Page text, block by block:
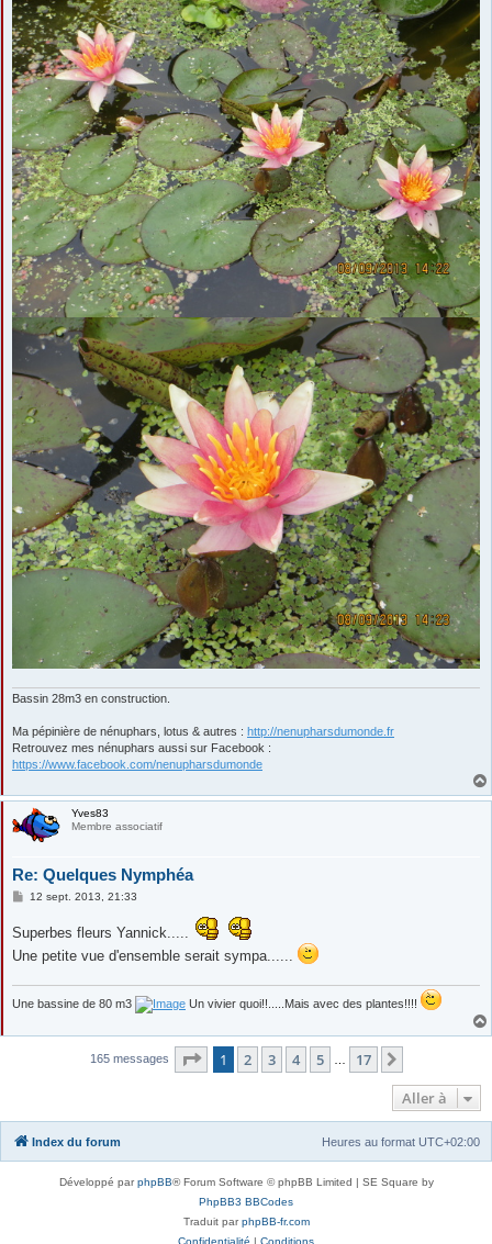
Bassin 28m3 en construction.
Ma pépinière de nénuphars, lotus & autres : http://nenupharsdumonde.fr
Retrouvez mes nénuphars aussi sur Facebook :
https://www.facebook.com/nenupharsdumonde
Yves83
Membre associatif
Re: Quelques Nymphéa
M
s
g
12 sept. 2013, 21:33
Superbes fleurs Yannick.....
Une petite vue d'ensemble serait sympa......
Une bassine de 80 m3 Un vivier quoi!!.....Mais avec des plantes!!!!
165 messages Page 1sur17
1 2 3 4 5 17
Aller à
Index du forum Heures au format UTC+02:00
Développé parphpBB® Forum Software © phpBB Limited | SE Square by
PhpBB3 BBCodes
Traduit parphpBB-fr.com
Confidentialité | Conditions